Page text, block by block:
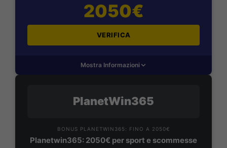
2050€
VERIFICA
Mostra Informazioni
PlanetWin365
BONUS PLANETWIN365: FINO A 2050€
Planetwin365: 2050€ per sport e scommesse